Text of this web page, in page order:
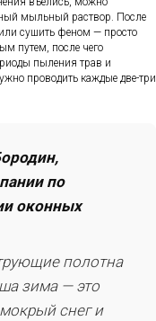
мыльный раствор. После
сушить феном — просто
путем, после чего
пыления трав и
проводить каждые две-три
по
оконных
полотна
зима — это
снег и